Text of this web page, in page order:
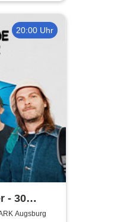
20:00 Uhr
- 30
Augsburg